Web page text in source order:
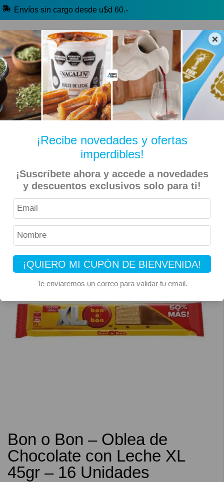
×
¡Recibe novedades y ofertas
imperdibles!
¡Suscríbete ahora y accede a novedades
y descuentos exclusivos solo para ti!
¡QUIERO MI CUPÓN DE BIENVENIDA!
Te enviaremos un correo para validar tu email.
Envíos sin cargo desde u$d 60.-
🔥 Alfajores y Golosinas
🧉 Clásicos argentinos 🏷️ Todas las categorías
Inicio Kiosko Dulce y Salado Chocolates
Bon o Bon – Oblea de Chocolate con Leche XL 45gr – 16
Unidades
Bon o Bon – Oblea de
Chocolate con Leche XL
45gr – 16 Unidades